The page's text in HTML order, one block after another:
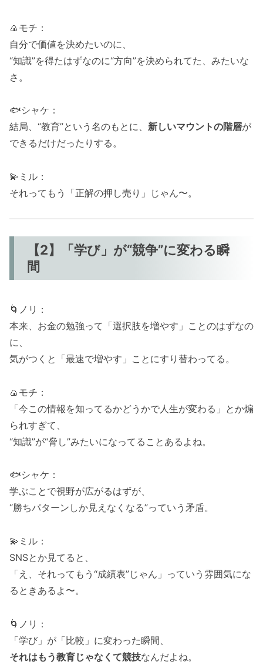
🍙モチ：
自分で価値を決めたいのに、
“知識”を得たはずなのに“方向”を決められてた、みたいな
さ。
🐟シャケ：
結局、“教育”という名のもとに、 新しいマウントの階層が
できるだけだったりする。
💫ミル：
それってもう「正解の押し売り」じゃん〜。
【2】「学び」が“競争”に変わる瞬
間
🌀ノリ：
本来、お金の勉強って「選択肢を増やす」ことのはずなの
に、
気がつくと「最速で増やす」ことにすり替わってる。
🍙モチ：
「今この情報を知ってるかどうかで人生が変わる」とか煽
られすぎて、
“知識”が“脅し”みたいになってることあるよね。
🐟シャケ：
学ぶことで視野が広がるはずが、
“勝ちパターンしか見えなくなる”っていう矛盾。
💫ミル：
SNSとか見てると、
「え、それってもう“成績表”じゃん」っていう雰囲気にな
るときあるよ〜。
🌀ノリ：
「学び」が「比較」に変わった瞬間、
それはもう教育じゃなくて競技なんだよね。